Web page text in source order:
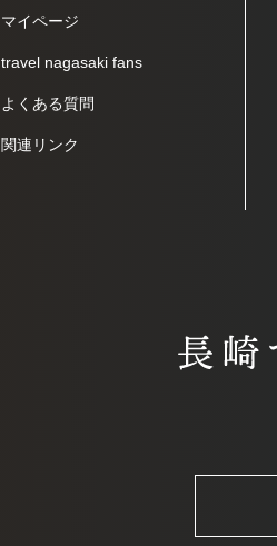
マイページ
travel nagasaki fans
よくある質問
関連リンク